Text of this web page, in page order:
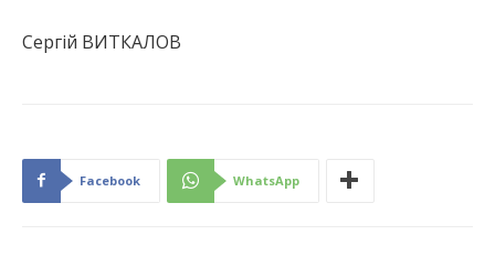
Сергій ВИТКАЛОВ
Facebook WhatsApp